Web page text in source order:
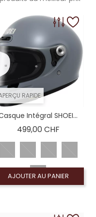
RAPIDE
Intégral SHOEI...
499,00 CHFPrix
AJOUTER AU PANIER